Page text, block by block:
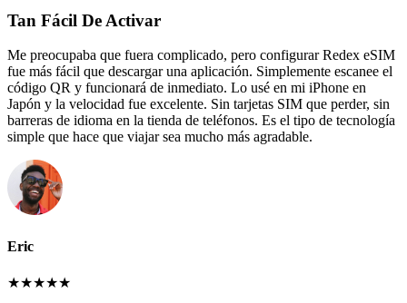
Tan Fácil De Activar
Me preocupaba que fuera complicado, pero configurar Redex eSIM
fue más fácil que descargar una aplicación. Simplemente escanee el
código QR y funcionará de inmediato. Lo usé en mi iPhone en
Japón y la velocidad fue excelente. Sin tarjetas SIM que perder, sin
barreras de idioma en la tienda de teléfonos. Es el tipo de tecnología
simple que hace que viajar sea mucho más agradable.
Eric
★★★★★